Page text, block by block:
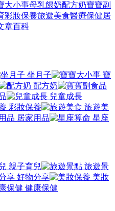
大小事母乳餵奶配方奶寶寶副
彩妝保養旅遊美食醫療保健居
章百科
坐月子
寶
配方奶
兒童成長
彩妝保養
旅遊美
居家用品
星座
親子育兒
旅遊景
好物分享
美妝
健康保健